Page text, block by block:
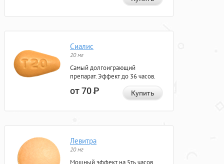
Сиалис
20 мг
Самый долгоиграющий
препарат. Эффект до 36 часов.
от 70Р Купить
Левитра
20 мг